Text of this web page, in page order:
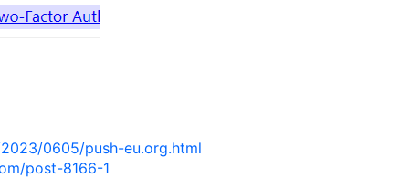
0605/push-eu.org.html
post-8166-1